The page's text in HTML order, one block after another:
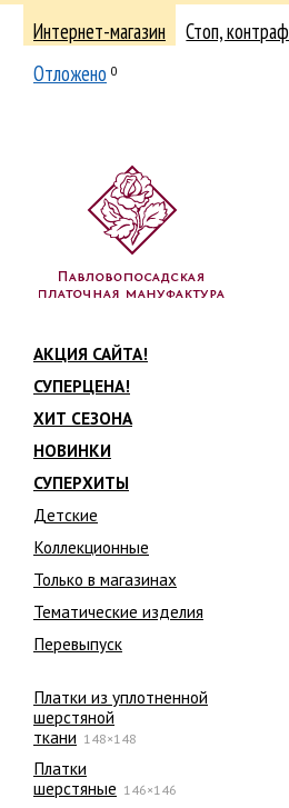
Интернет-магазин Стоп,
Отложено 0
АКЦИЯ САЙТА!
СУПЕРЦЕНА!
ХИТ СЕЗОНА
НОВИНКИ
СУПЕРХИТЫ
Детские
Коллекционные
Только в магазинах
Тематические изделия
Перевыпуск
Платки из уплотненной
шерстяной
ткани 148×148
Платки
шерстяные 146×146